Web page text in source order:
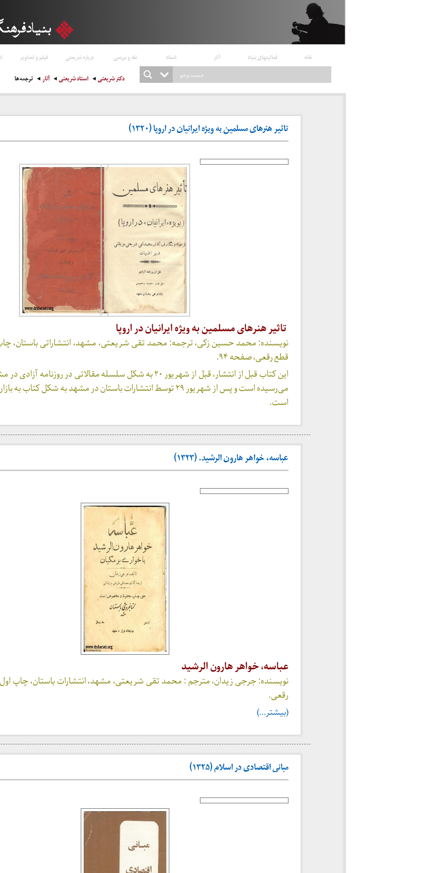
خانه فعالیتهای بنیاد آثار اسناد نقد و بررسی درباره شریعتی فیلم و تصاویر
دکتر شریعتی استاد شریعتی آثار ترجمه‌ها
تاثیر هنرهای مسلمین به ویژه ایرانیان در اروپا (۱۳۲۰)
تاثیر هنرهای مسلمین به ویژه ایرانیان در اروپا
قطع رقعی، صفحه ۹۴.
این کتاب قبل از انتشار، قبل از شهریور ۲۰ به شکل سلسله مقالاتی در روزنامه
می‌رسیده است و پس از شهریور ۲۹ توسط انتشارات باستان در مشهد به شکل کتاب
است.
عباسه، خواهر هارون الرشید. (۱۳۲۳)
عباسه، خواهر هارون الرشید
رقعی.
(بیشتر…)
مبانی اقتصادی در اسلام (۱۳۲۵)